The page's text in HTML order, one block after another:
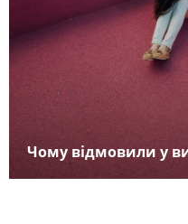
Чому відмовили у